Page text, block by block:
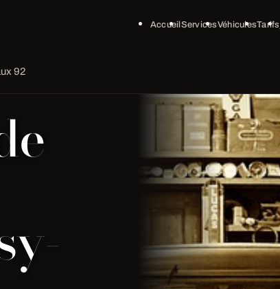
AccueilServicesVéhiculesTarifs
92